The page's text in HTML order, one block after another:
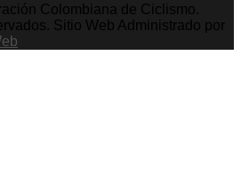
Colombiana de Ciclismo.
Sitio Web Administrado por